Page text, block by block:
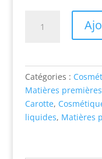
sauvage
(daucus
wild
carrot,
Catégories :
Matières premières
Carotte,
liquides, Matières